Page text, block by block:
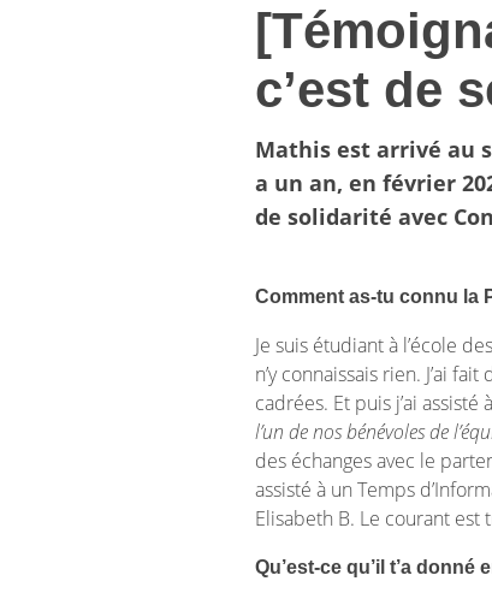
c’est de
Mathis est arrivé au
a un an, en février
de solidarité avec
Comment as-tu connu la
Je suis étudiant à l’école
n’y connaissais rien. J’ai
cadrées. Et puis j’ai
l’un de nos bénévoles de
des échanges avec le
assisté à un Temps
Elisabeth B. Le courant est
Qu’est-ce qu’il t’a